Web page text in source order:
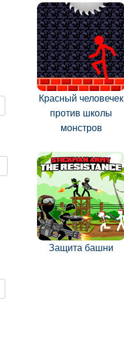
Красный человечек
против школы
монстров
Защита башни